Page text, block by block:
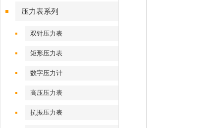
压力表系列
双针压力表
矩形压力表
数字压力计
高压压力表
抗振压力表